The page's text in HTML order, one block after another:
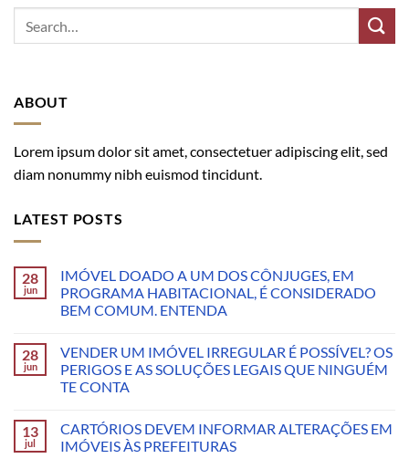
ABOUT
Lorem ipsum dolor sit amet, consectetuer adipiscing elit, sed
diam nonummy nibh euismod tincidunt.
LATEST POSTS
28
jun
IMÓVEL DOADO A UM DOS CÔNJUGES, EM
PROGRAMA HABITACIONAL, É CONSIDERADO
BEM COMUM. ENTENDA
28
jun
VENDER UM IMÓVEL IRREGULAR É POSSÍVEL? OS
PERIGOS E AS SOLUÇÕES LEGAIS QUE NINGUÉM
TE CONTA
13
jul
CARTÓRIOS DEVEM INFORMAR ALTERAÇÕES EM
IMÓVEIS ÀS PREFEITURAS